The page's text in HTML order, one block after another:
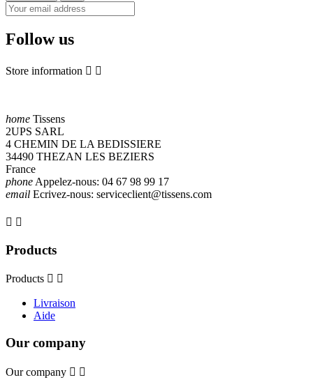
Follow us
Store information  
home Tissens
2UPS SARL
4 CHEMIN DE LA BEDISSIERE
34490 THEZAN LES BEZIERS
France
phone Appelez-nous: 04 67 98 99 17
email Ecrivez-nous: serviceclient@tissens.com
 
Products
Products  
Livraison
Aide
Our company
Our company  